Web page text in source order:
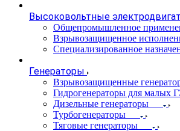
Высоковольтные
Общепромышленное
Взрывозащищенное
Специализированное
Генераторы
Взрывозащищенные
Гидрогенераторы для малых
Дизельные генераторы
Турбогенераторы
Тяговые генераторы